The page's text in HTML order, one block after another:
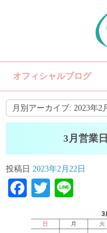
オフィシャルブログ
月別アーカイブ: 2023年2
3月営業
投稿日 2023年2月22日
Facebook
Twitter